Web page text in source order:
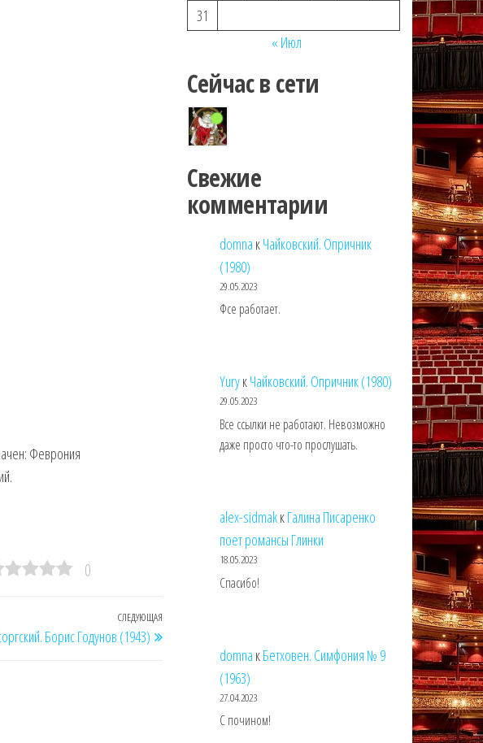
Феврония
0
Следующая
запись
СЛЕДУЮЩАЯ
Борис Годунов (1943)
31
« Июл
Сейчас в сети
Свежие
комментарии
domna кЧайковский. Опричник
(1980)
29.05.2023
Фсе работает.
YuryкЧайковский. Опричник (1980)
29.05.2023
Все ссылки не работают. Невозможно
даже просто что-то прослушать.
alex-sidmakкГалина Писаренко
поет романсы Глинки
18.05.2023
Спасибо!
domna кБетховен. Симфония № 9
(1963)
27.04.2023
С почином!